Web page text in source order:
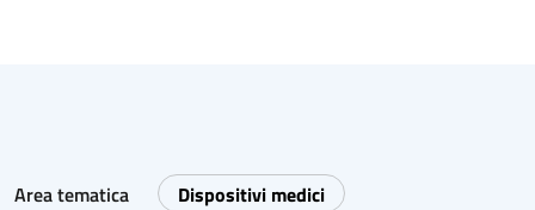
Area tematica Dispositivi medici